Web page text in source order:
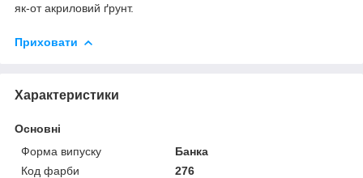
як-от акриловий ґрунт.
Приховати
Характеристики
Основні
Форма випуску
Банка
Код фарби
276